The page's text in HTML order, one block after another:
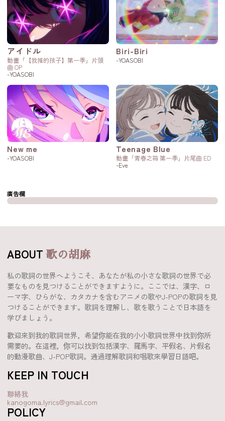
アイドル
動畫「【我推的孩子】第一季」片頭
曲 OP
-YOASOBI
Biri-Biri
-YOASOBI
New me
-YOASOBI
Teenage Blue
動畫「青春之箱 第一季」片尾曲 ED
-Eve
廣告欄
ABOUT歌の胡麻
私の歌詞の世界へようこそ、あなたが私の小さな歌詞の世界で必
要なものを見つけることができますように。ここでは、漢字、ロ
ーマ字、ひらがな、カタカナを含むアニメの歌やJ-POPの歌詞を見
つけることができます。歌詞を理解し、歌を歌うことで日本語を
学びましょう。
歡迎來到我的歌詞世界，希望你能在我的小小歌詞世界中找到你所
需要的。在這裡，你可以找到包括漢字、羅馬字、平假名、片假名
的動漫歌曲、J-POP歌詞。通過理解歌詞和唱歌來學習日語吧。
KEEP IN TOUCH
聯絡我
kanogoma.lyrics@gmail.com
POLICY